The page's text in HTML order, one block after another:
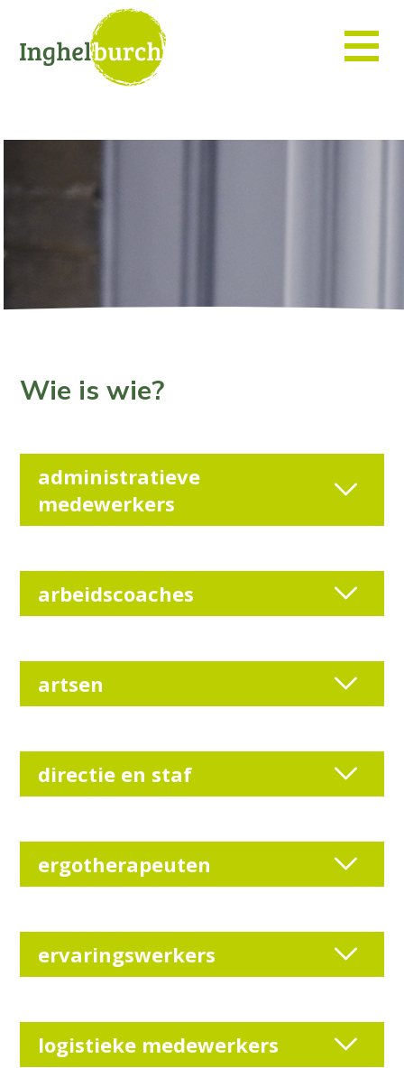
Wie is wie?
administratieve
medewerkers
arbeidscoaches
artsen
directie en staf
ergotherapeuten
ervaringswerkers
logistieke medewerkers